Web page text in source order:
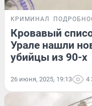
КРИМИНАЛ
Кровавый
Урале нашли
убийцы из 90-х
26 июня, 2025, 19:13 4